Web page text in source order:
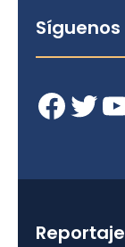
Síguenos
Facebook Twitter YouTube